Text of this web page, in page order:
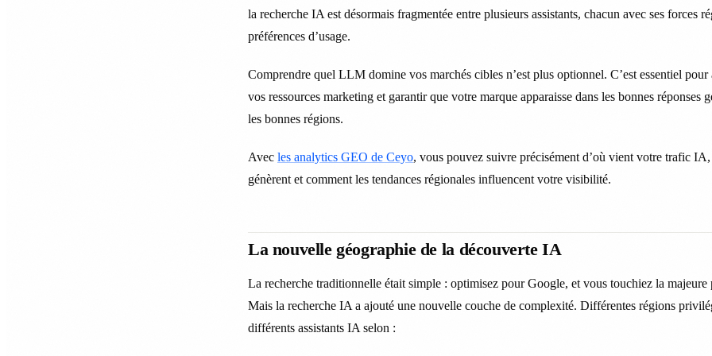
la recherche IA est désormais fragmentée entre plusieurs assistants, chacun avec ses forces
préférences d’usage.
Comprendre quel LLM domine vos marchés cibles n’est plus optionnel. C’est essentiel
vos ressources marketing et garantir que votre marque apparaisse dans les bonnes réponses
les bonnes régions.
Avec les analytics GEO de Ceyo, vous pouvez suivre précisément d’où vient votre trafic IA,
génèrent et comment les tendances régionales influencent votre visibilité.
La nouvelle géographie de la découverte IA
La recherche traditionnelle était simple : optimisez pour Google, et vous touchiez la majeure
Mais la recherche IA a ajouté une nouvelle couche de complexité. Différentes régions
différents assistants IA selon :